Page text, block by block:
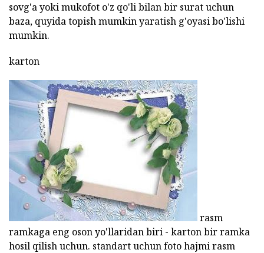
sovg'a yoki mukofot o'z qo'li bilan bir surat uchun
baza, quyida topish mumkin yaratish g'oyasi bo'lishi
mumkin.
karton
rasm
ramkaga eng oson yo'llaridan biri - karton bir ramka
hosil qilish uchun. standart uchun foto hajmi rasm